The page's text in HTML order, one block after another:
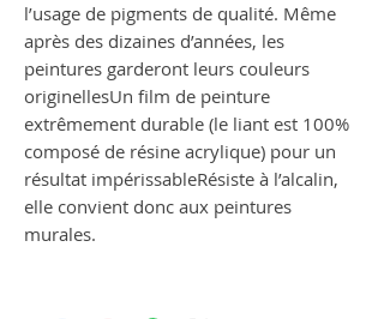
l’usage de pigments de qualité. Même
après des dizaines d’années, les
peintures garderont leurs couleurs
originellesUn film de peinture
extrêmement durable (le liant est 100%
composé de résine acrylique) pour un
résultat impérissableRésiste à l’alcalin,
elle convient donc aux peintures
murales.